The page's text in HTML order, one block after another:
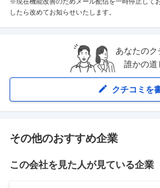
したら改めてお知らせいたします。
あなたのク
誰かの道
クチコミを
その他のおすすめ企業
この会社を見た人が見ている企業